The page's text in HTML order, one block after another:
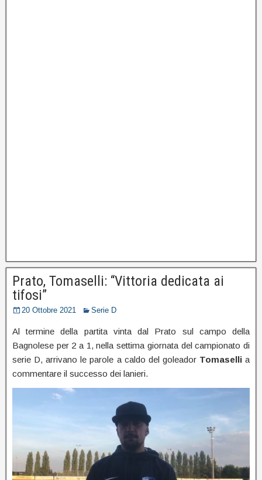
Prato, Tomaselli: “Vittoria dedicata ai
tifosi”
20 Ottobre 2021 Serie D
Al termine della partita vinta dal Prato sul campo della
Bagnolese per 2 a 1, nella settima giornata del campionato di
serie D, arrivano le parole a caldo del goleador Tomasellia
commentare il successo dei lanieri.